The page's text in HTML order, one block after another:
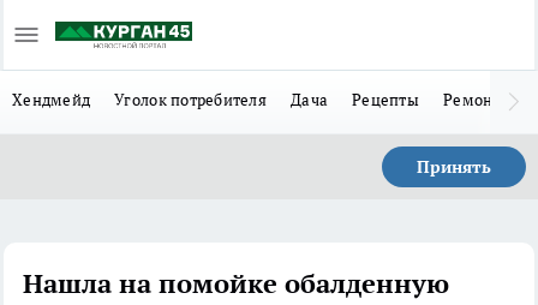
Хендмейд Уголок потребителя Дача Рецепты Ремонт
Принять
Нашла на помойке обалденную